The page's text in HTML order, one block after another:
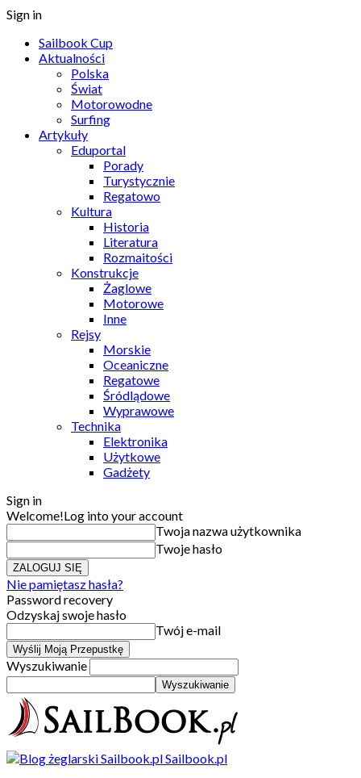
Sign in
Sailbook Cup
Aktualności
Polska
Świat
Motorowodne
Surfing
Artykuły
Eduportal
Porady
Turystycznie
Regatowo
Kultura
Historia
Literatura
Rozmaitości
Konstrukcje
Żaglowe
Motorowe
Inne
Rejsy
Morskie
Oceaniczne
Regatowe
Śródlądowe
Wyprawowe
Technika
Elektronika
Użytkowe
Gadżety
Sign in
Welcome!Log into your account
Twoja nazwa użytkownika
Twoje hasło
Nie pamiętasz hasła?
Password recovery
Odzyskaj swoje hasło
Twój e-mail
Wyszukiwanie
Sailbook.pl